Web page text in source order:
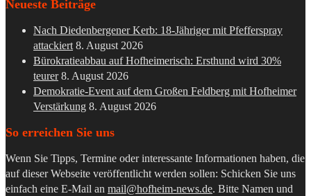
Neueste Beiträge
Nach Diedenbergener Kerb: 18-Jähriger mit Pfefferspray
attackiert 8. August 2026
Bürokratieabbau auf Hofheimerisch: Ersthund wird 30%
teurer 8. August 2026
Demokratie-Event auf dem Großen Feldberg mit Hofheimer
Verstärkung 8. August 2026
So erreichen Sie uns
Wenn Sie Tipps, Termine oder interessante Informationen haben, die
auf dieser Webseite veröffentlicht werden sollen: Schicken Sie uns
einfach eine E-Mail an mail@hofheim-news.de. Bitte Namen und